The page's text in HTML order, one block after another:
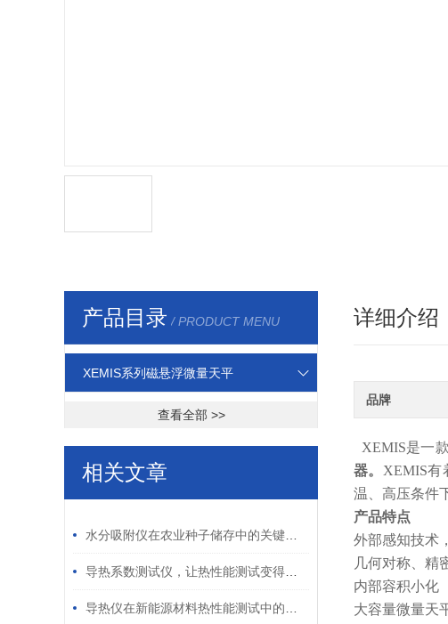
产品目录 / PRODUCT MENU
XEMIS系列磁悬浮微量天平
查看全部 >>
相关文章
水分吸附仪在农业种子储存中的关键作用
导热系数测试仪，让热性能测试变得简单高效
导热仪在新能源材料热性能测试中的应用
详细介绍
品牌
XEMIS是一
器。 XEMIS有
温、高压条件
产品特点
外部感知技术
几何对称、精
内部容积小化
大容量微量天